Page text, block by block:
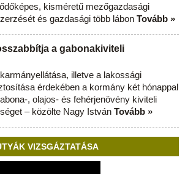
kisméretű mezőgazdasági
és gazdasági több lábon Tovább »
a gabonakiviteli
illetve a lakossági
érdekében a kormány két hónappal
, olajos- és fehérjenövény kiviteli
– közölte Nagy István Tovább »
VIZSGÁZTATÁSA